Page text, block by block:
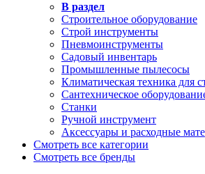
В раздел
Строительное оборудование
Строй инструменты
Пневмоинструменты
Садовый инвентарь
Промышленные пылесосы
Климатическая техника для
Сантехническое
Станки
Ручной инструмент
Аксессуары и расходные
Смотреть все категории
Смотреть все бренды